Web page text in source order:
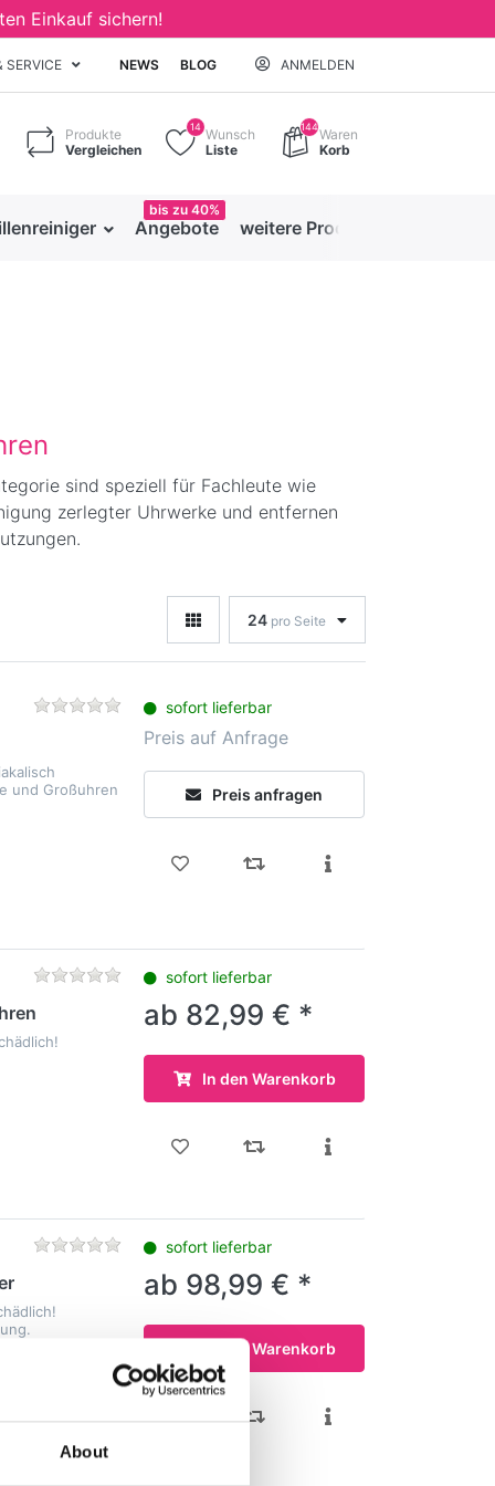
About
Einkauf sichern!
SERVICE NEWS BLOG ANMELDEN
Produkte
Vergleichen
14 Wunsch
Liste
144Waren
Korb
Angebote
bis zu 40%
weitere Produkte
sind speziell für Fachleute wie
zerlegter Uhrwerke und entfernen
24 pro Seite
und Großuhren
sofort lieferbar
Preis auf Anfrage
Preis anfragen
sofort lieferbar
ab 82,99 € *
In den Warenkorb
sofort lieferbar
ab 98,99 € *
In den Warenkorb